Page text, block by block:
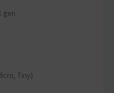
gen
Tiny)